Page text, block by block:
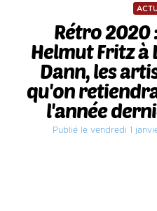
Rétro 2020
Helmut Fritz à
Dann, les
qu'on
l'année
Publié le vendredi 1